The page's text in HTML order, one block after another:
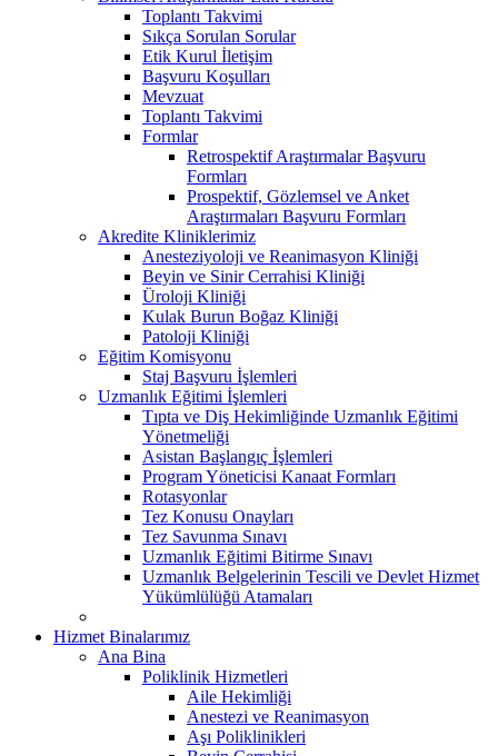
Toplantı Takvimi
Sıkça Sorulan Sorular
Etik Kurul İletişim
Başvuru Koşulları
Mevzuat
Toplantı Takvimi
Formlar
Retrospektif Araştırmalar Başvuru
Formları
Prospektif, Gözlemsel ve Anket
Araştırmaları Başvuru Formları
Akredite Kliniklerimiz
Anesteziyoloji ve Reanimasyon Kliniği
Beyin ve Sinir Cerrahisi Kliniği
Üroloji Kliniği
Kulak Burun Boğaz Kliniği
Patoloji Kliniği
Eğitim Komisyonu
Staj Başvuru İşlemleri
Uzmanlık Eğitimi İşlemleri
Tıpta ve Diş Hekimliğinde Uzmanlık Eğitimi
Yönetmeliği
Asistan Başlangıç İşlemleri
Program Yöneticisi Kanaat Formları
Rotasyonlar
Tez Konusu Onayları
Tez Savunma Sınavı
Uzmanlık Eğitimi Bitirme Sınavı
Uzmanlık Belgelerinin Tescili ve Devlet Hizmet
Yükümlülüğü Atamaları
Hizmet Binalarımız
Ana Bina
Poliklinik Hizmetleri
Aile Hekimliği
Anestezi ve Reanimasyon
Aşı Poliklinikleri